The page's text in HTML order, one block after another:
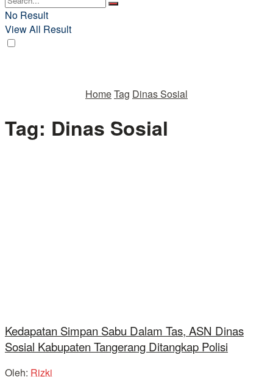
No Result
View All Result
HomeTag Dinas Sosial
Tag: Dinas Sosial
Kedapatan Simpan Sabu Dalam Tas, ASN Dinas
Sosial Kabupaten Tangerang Ditangkap Polisi
Oleh: Rizki